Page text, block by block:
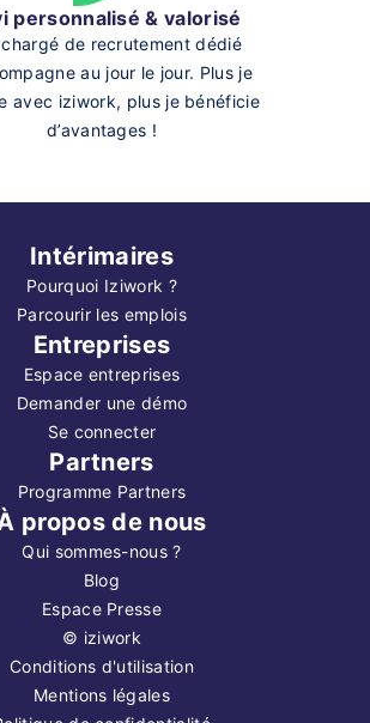
personnalisé & valorisé
chargé de recrutement dédié
au jour le jour. Plus je
avec iziwork, plus je bénéficie
d’avantages !
Intérimaires
Pourquoi Iziwork ?
Parcourir les emplois
Entreprises
Espace entreprises
Demander une démo
Se connecter
Partners
Programme Partners
propos de nous
Qui sommes-nous ?
Blog
Espace Presse
© iziwork
Conditions d'utilisation
Mentions légales